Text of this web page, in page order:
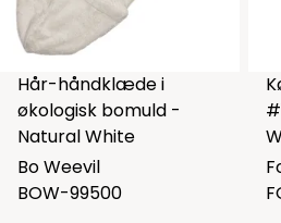
Hår-håndklæde i
økologisk bomuld -
Natural White
Bo Weevil
BOW-99500